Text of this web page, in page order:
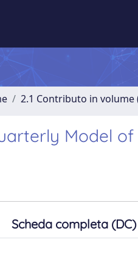
2.1 Contributo in volume
Model
Scheda completa (DC)